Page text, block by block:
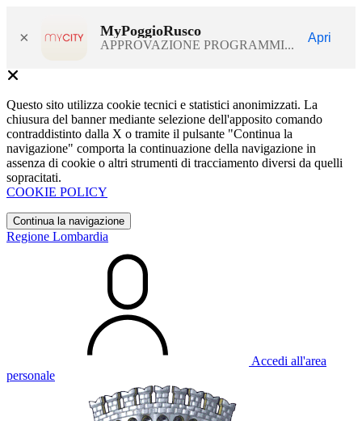
× MyPoggioRusco
APPROVAZIONE PROGRAMMI...
Apri
Questo sito utilizza cookie tecnici e statistici anonimizzati. La
chiusura del banner mediante selezione dell'apposito comando
contraddistinto dalla X o tramite il pulsante "Continua la
navigazione" comporta la continuazione della navigazione in
assenza di cookie o altri strumenti di tracciamento diversi da quelli
sopracitati.
COOKIE POLICY
Continua la navigazione
Regione Lombardia
Accedi all'area
personale